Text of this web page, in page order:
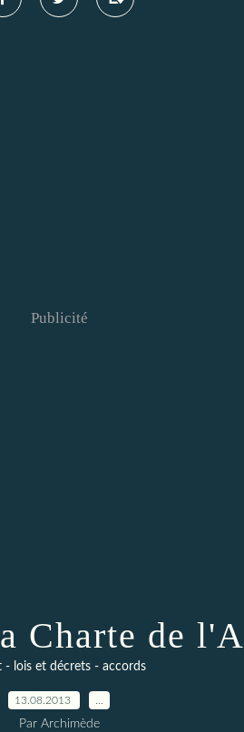
Publicité
Charte de
- lois et décrets - accords
13.08.2013
Par Archimède